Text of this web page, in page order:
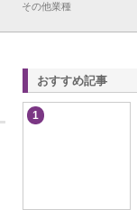
その他業種
おすすめ記事
1